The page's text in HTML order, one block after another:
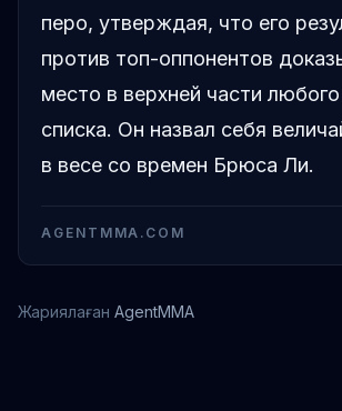
перо, утверждая, что его
против топ-оппонентов
место в верхней части любого
списка. Он назвал себя
в весе со времен Брюса Ли.
AGENTMMA.COM
Жариялаған AgentMMA